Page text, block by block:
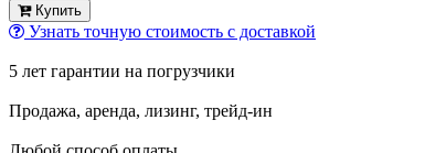
Купить
Узнать точную стоимость с доставкой
5 лет гарантии на погрузчики
Продажа, аренда, лизинг, трейд-ин